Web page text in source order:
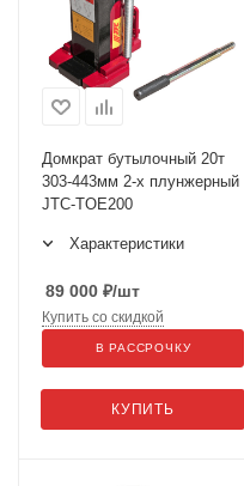
Домкрат бутылочный 20т
303-443мм 2-х плунжерный
JTC-TOE200
Характеристики
89 000 ₽/шт
КУПИТЬ
Купить со скидкой
В РАССРОЧКУ